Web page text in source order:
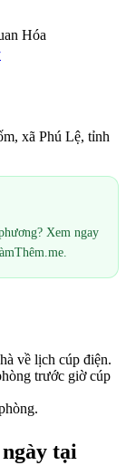
Hóa
xã Phú Lệ, tỉnh
Xem ngay
về lịch cúp điện.
trước giờ cúp
tại